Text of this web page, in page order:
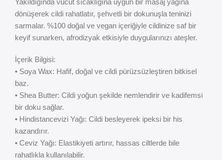
Yakıldığında vücut sıcaklığına uygun bir masaj yağına
dönüşerek cildi rahatlatır, şehvetli bir dokunuşla teninizi
sarmalar. %100 doğal ve vegan içeriğiyle cildinize saf bir
keyif sunarken, afrodizyak etkisiyle duygularınızı ateşler.
İçerik Bilgisi:
• Soya Wax: Hafif, doğal ve cildi pürüzsüzleştiren bitkisel
baz.
• Shea Butter: Cildi yoğun şekilde nemlendirir ve kadifemsi
bir doku sağlar.
• Hindistancevizi Yağı: Cildi besleyerek ipeksi bir his
kazandırır.
• Ceviz Yağı: Elastikiyeti artırır, hassas ciltlerde bile
rahatlıkla kullanılabilir.